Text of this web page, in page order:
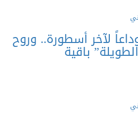
لآخر أسطورة.. وروح
باقية